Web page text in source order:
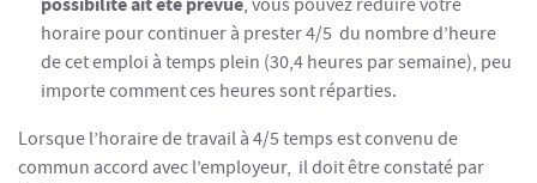
, vous pouvez réduire votre
horaire pour continuer à prester 4/5 du nombre d’heure
de cet emploi à temps plein (30,4 heures par semaine), peu
importe comment ces heures sont réparties.
Lorsque l’horaire de travail à 4/5 temps est convenu de
commun accord avec l’employeur, il doit être constaté par